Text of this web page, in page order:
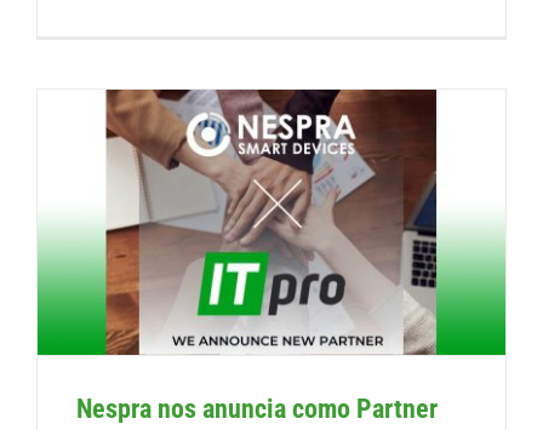
Nespra nos anuncia como Partner